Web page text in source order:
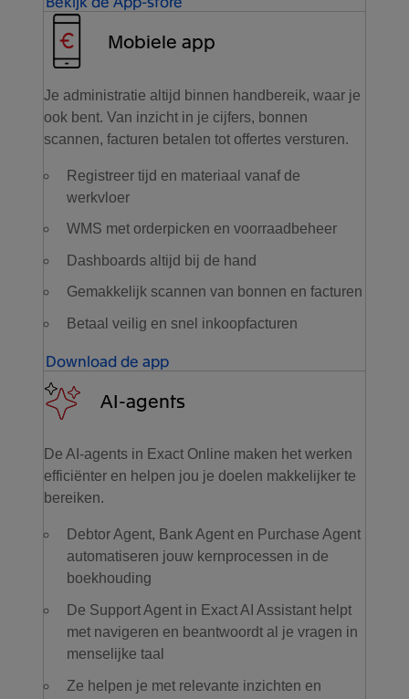
Mobiele app
Je administratie altijd binnen handbereik, waar je
ook bent. Van inzicht in je cijfers, bonnen
scannen, facturen betalen tot offertes versturen.
Registreer tijd en materiaal vanaf de
werkvloer
WMS met orderpicken en voorraadbeheer
Dashboards altijd bij de hand
Gemakkelijk scannen van bonnen en facturen
Betaal veilig en snel inkoopfacturen
Download de app
AI-agents
De AI-agents in Exact Online maken het werken
efficiënter en helpen jou je doelen makkelijker te
bereiken.
Debtor Agent, Bank Agent en Purchase Agent
automatiseren jouw kernprocessen in de
boekhouding
De Support Agent in Exact AI Assistant helpt
met navigeren en beantwoordt al je vragen in
menselijke taal
Ze helpen je met relevante inzichten en